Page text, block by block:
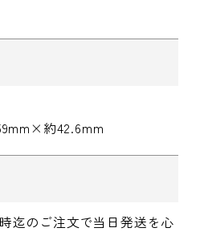
約42.6mm
迄のご注文で当日発送を心